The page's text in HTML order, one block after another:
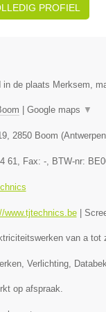
PROFIEL
in de plaats Merksem,
Google maps ▼
, 2850 Boom (Antwerpen
61, Fax: -, BTW-nr:
www.tjtechnics.be|
van a tot
Verlichting,
op afspraak.